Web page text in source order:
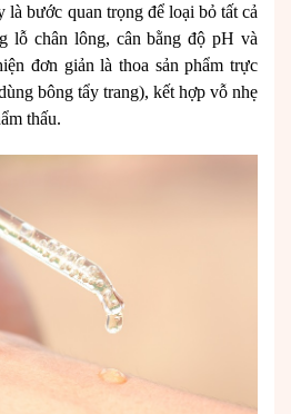
là bước quan trọng để loại bỏ tất cả
lỗ chân lông, cân bằng độ pH và
đơn giản là thoa sản phẩm trực
bông tẩy trang), kết hợp vỗ nhẹ
thấu.